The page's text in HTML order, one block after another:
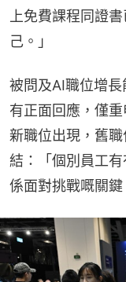
上免費課程同證
己。」
被問及AI職位增
有正面回應，僅
新職位出現，舊
結：「個別員工
係面對挑戰嘅關鍵